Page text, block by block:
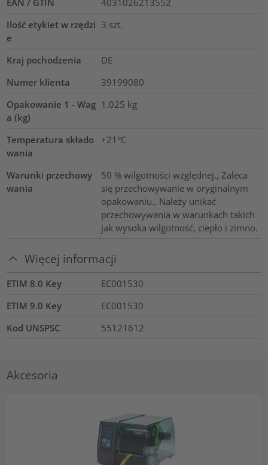
Ilość etykiet w rzędzi
e
3 szt.
Kraj pochodzenia
DE
Numer klienta
39199080
Opakowanie 1 - Wag
a (kg)
1.025 kg
Temperatura składo
wania
+21°C
Warunki przechowy
wania
50 % wilgotności względnej., Zaleca
się przechowywanie w oryginalnym
opakowaniu., Należy unikać
przechowywania w warunkach takich
jak wysoka wilgotność, ciepło i zimno.
Więcej informacji
ETIM 8.0 Key
EC001530
ETIM 9.0 Key
EC001530
Kod UNSPSC
55121612
Akcesoria